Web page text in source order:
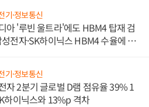
기·정보통신
아 '루빈 울트라'에도 HBM4 탑재 검
전자·SK하이닉스 HBM4 수율에 주
기·정보통신
자 2분기 글로벌 D램 점유율 39% 1
하이닉스와 13%p 격차